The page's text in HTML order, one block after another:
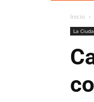
Inicio
La